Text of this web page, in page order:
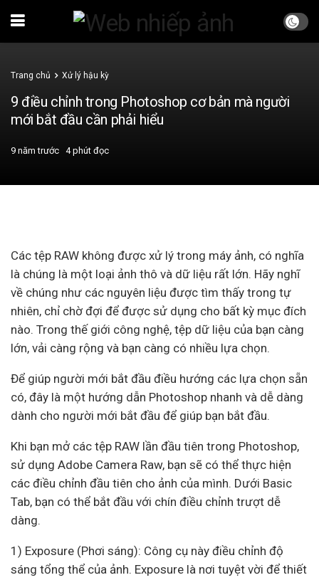
Trang chủ Xử lý hậu kỳ
9 điều chỉnh trong Photoshop cơ bản mà người
mới bắt đầu cần phải hiểu
9 năm trước 4 phút đọc
Các tệp RAW không được xử lý trong máy ảnh, có nghĩa
là chúng là một loại ảnh thô và dữ liệu rất lớn. Hãy nghĩ
về chúng như các nguyên liệu được tìm thấy trong tự
nhiên, chỉ chờ đợi để được sử dụng cho bất kỳ mục đích
nào. Trong thế giới công nghệ, tệp dữ liệu của bạn càng
lớn, vải càng rộng và bạn càng có nhiều lựa chọn.
Để giúp người mới bắt đầu điều hướng các lựa chọn sẵn
có, đây là một hướng dẫn Photoshop nhanh và dễ dàng
dành cho người mới bắt đầu để giúp bạn bắt đầu.
Khi bạn mở các tệp RAW lần đầu tiên trong Photoshop,
sử dụng Adobe Camera Raw, bạn sẽ có thể thực hiện
các điều chỉnh đầu tiên cho ảnh của mình. Dưới Basic
Tab, bạn có thể bắt đầu với chín điều chỉnh trượt dễ
dàng.
1) Exposure (Phơi sáng): Công cụ này điều chỉnh độ
sáng tổng thể của ảnh. Exposure là nơi tuyệt vời để thiết